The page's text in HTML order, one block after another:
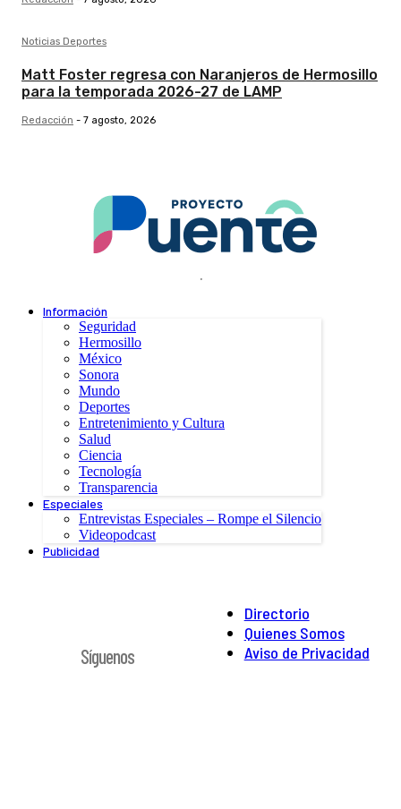
Noticias Deportes
Matt Foster regresa con Naranjeros de Hermosillo
para la temporada 2026-27 de LAMP
Redacción - 7 agosto, 2026
.
Información
Seguridad
Hermosillo
México
Sonora
Mundo
Deportes
Entretenimiento y Cultura
Salud
Ciencia
Tecnología
Transparencia
Especiales
Entrevistas Especiales – Rompe el Silencio
Videopodcast
Publicidad
Directorio
Quienes Somos
Aviso de Privacidad
Síguenos